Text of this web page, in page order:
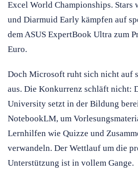
Excel World Championships. Stars
und Diarmuid Early kämpfen auf
dem ASUS ExpertBook Ultra zum
Euro.
Doch Microsoft ruht sich nicht auf
aus. Die Konkurrenz schläft nicht:
University setzt in der Bildung
NotebookLM, um
Lernhilfen wie Quizze und
verwandeln. Der Wettlauf um die
Unterstützung ist in vollem Gange.